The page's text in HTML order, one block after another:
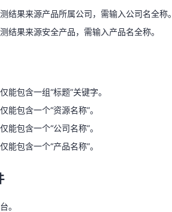
能包含一个“资源名称”。
仅能包含一个“产品名称”。
击
结果来源产品所属公司，需输入公司名全称。
结果来源安全产品，需输入产品名全称。
能包含一组“标题”关键字。
能包含一个“资源名称”。
能包含一个“公司名称”。
能包含一个“产品名称”。
。